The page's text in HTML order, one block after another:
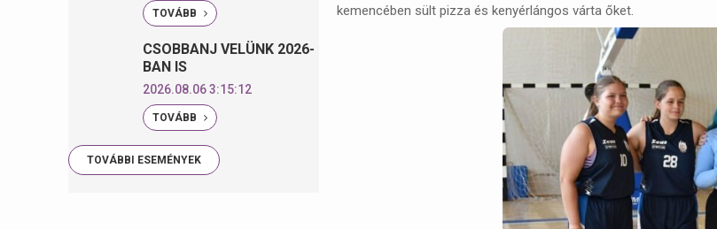
TOVÁBB
CSOBBANJ VELÜNK 2026-
BAN IS
2026.08.06 3:15:12
TOVÁBB
TOVÁBBI ESEMÉNYEK
kemencében sült pizza és kenyérlángos várta őket.